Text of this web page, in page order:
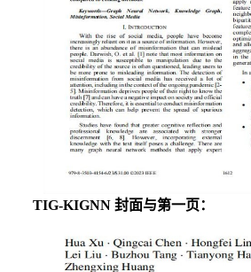
TIG-KIGNN封面与第一页：